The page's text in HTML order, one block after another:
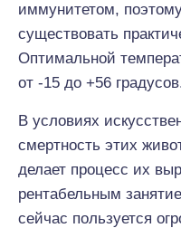
иммунитетом,
существовать
Оптимальной
от -15 до +56
В условиях
смертность этих
делает процесс их
рентабельным
сейчас пользуется